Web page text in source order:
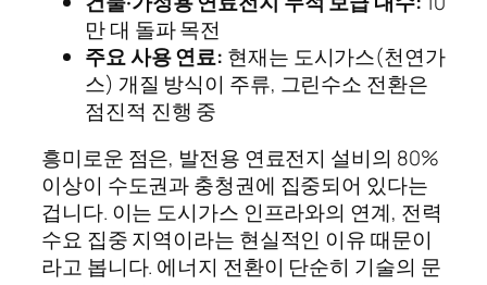
만 대 돌파 목전
주요 사용 연료: 현재는 도시가스(천연가
스) 개질 방식이 주류, 그린수소 전환은
점진적 진행 중
흥미로운 점은, 발전용 연료전지 설비의 80%
이상이 수도권과 충청권에 집중되어 있다는
겁니다. 이는 도시가스 인프라와의 연계, 전력
수요 집중 지역이라는 현실적인 이유 때문이
라고 봅니다. 에너지 전환이 단순히 기술의 문